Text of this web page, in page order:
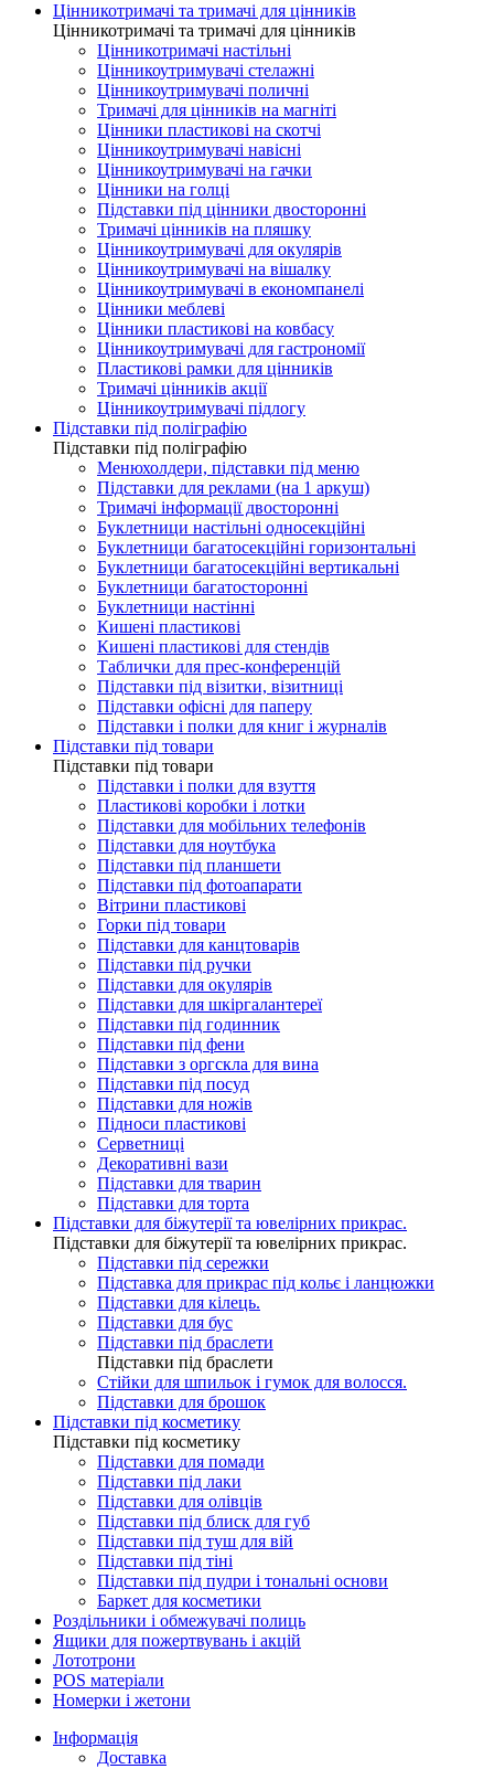
Цінникотримачі та тримачі для цінників
Цінникотримачі та тримачі для цінників
Цінникотримачі настільні
Цінникоутримувачі стелажні
Цінникоутримувачі поличні
Тримачі для цінників на магніті
Цінники пластикові на скотчі
Цінникоутримувачі навісні
Цінникоутримувачі на гачки
Цінники на голці
Підставки під цінники двосторонні
Тримачі цінників на пляшку
Цінникоутримувачі для окулярів
Цінникоутримувачі на вішалку
Цінникоутримувачі в економпанелі
Цінники меблеві
Цінники пластикові на ковбасу
Цінникоутримувачі для гастрономії
Пластикові рамки для цінників
Тримачі цінників акції
Цінникоутримувачі підлогу
Підставки під поліграфію
Підставки під поліграфію
Менюхолдери, підставки під меню
Підставки для реклами (на 1 аркуш)
Тримачі інформації двосторонні
Буклетници настільні односекційні
Буклетници багатосекційні горизонтальні
Буклетници багатосекційні вертикальні
Буклетници багатосторонні
Буклетници настінні
Кишені пластикові
Кишені пластикові для стендів
Таблички для прес-конференцій
Підставки під візитки, візитниці
Підставки офісні для паперу
Підставки і полки для книг і журналів
Підставки під товари
Підставки під товари
Підставки і полки для взуття
Пластикові коробки і лотки
Підставки для мобільних телефонів
Підставки для ноутбука
Підставки під планшети
Підставки під фотоапарати
Вітрини пластикові
Горки під товари
Підставки для канцтоварів
Підставки під ручки
Підставки для окулярів
Підставки для шкіргалантереї
Підставки під годинник
Підставки під фени
Підставки з оргскла для вина
Підставки під посуд
Підставки для ножів
Підноси пластикові
Серветниці
Декоративні вази
Підставки для тварин
Підставки для торта
Підставки для біжутерії та ювелірниx прикрас.
Підставки для біжутерії та ювелірниx прикрас.
Підставки під сережки
Підставка для прикрас під кольє і ланцюжки
Підставки для кілець.
Підставки для бус
Підставки під браслети
Підставки під браслети
Стійки для шпильок і гумок для волосся.
Підставки для брошок
Підставки під косметику
Підставки під косметику
Підставки для помади
Підставки під лаки
Підставки для олівців
Підставки під блиск для губ
Підставки під туш для вій
Підставки під тіні
Підставки під пудри і тональні основи
Баркет для косметики
Роздільники і обмежувачі полиць
Ящики для пожертвувань і акцій
Лототрони
POS матеріали
Номерки і жетони
Інформація
Доставка